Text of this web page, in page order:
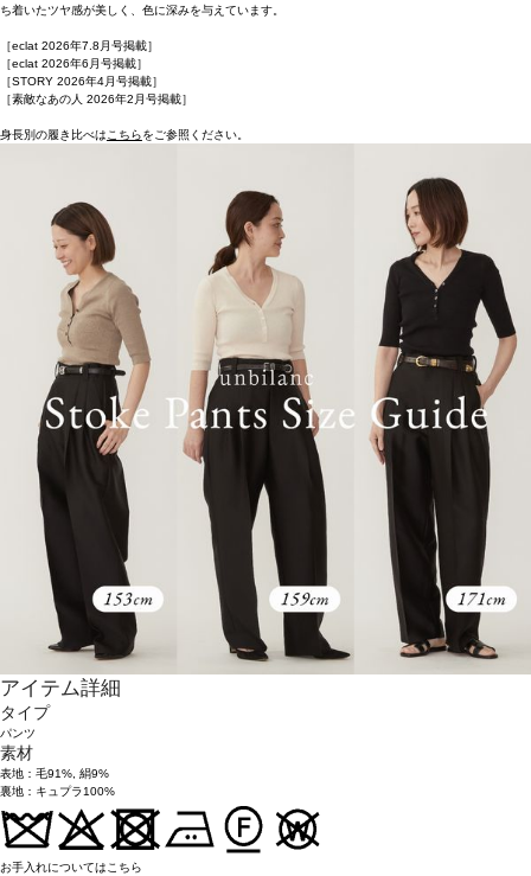
ち着いたツヤ感が美しく、色に深みを与えています。
［eclat 2026年7.8月号掲載］
［eclat 2026年6月号掲載］
［STORY 2026年4月号掲載］
［素敵なあの人 2026年2月号掲載］
身長別の履き比べは こちらをご参照ください。
アイテム詳細
タイプ
パンツ
素材
表地：毛91%, 絹9%
裏地：キュプラ100%
お手入れについてはこちら